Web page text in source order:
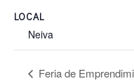
LOCAL
Neiva
Feria de